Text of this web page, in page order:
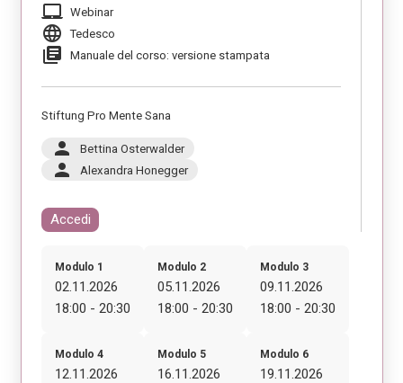
laptop_mac Webinar
language Tedesco
library_books Manuale del corso: versione stampata
Stiftung Pro Mente Sana
person Bettina Osterwalder
person Alexandra Honegger
Accedi
Modulo 1
02.11.2026
18:00 - 20:30
Modulo 2
05.11.2026
18:00 - 20:30
Modulo 3
09.11.2026
18:00 - 20:30
Modulo 4
12.11.2026
Modulo 5
16.11.2026
Modulo 6
19.11.2026